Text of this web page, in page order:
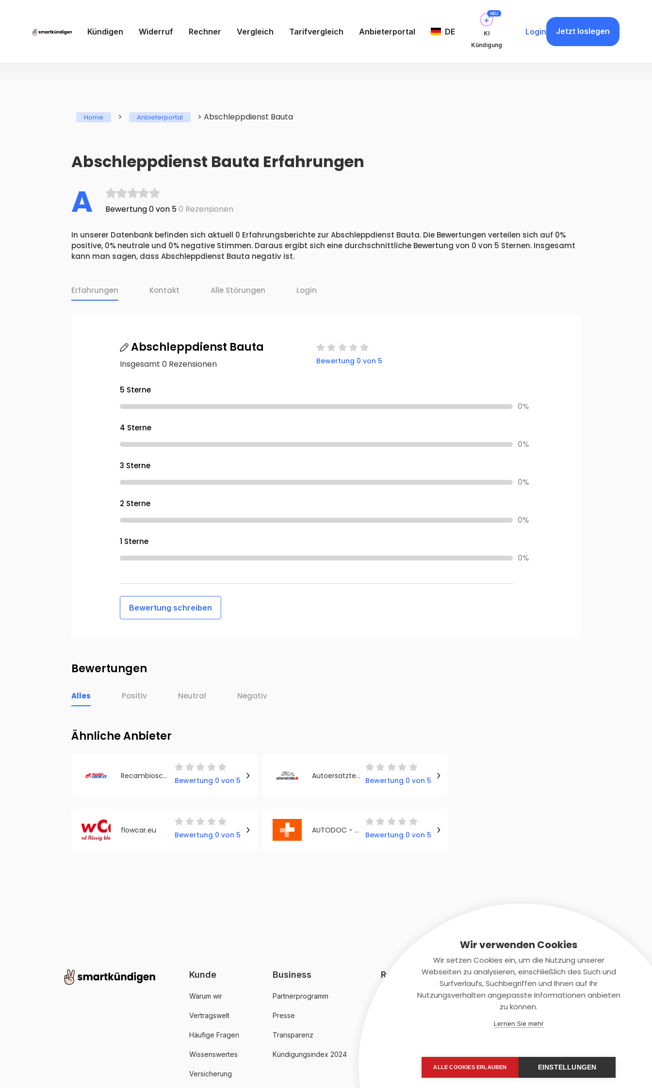
Kündigen Widerruf Rechner Vergleich Tarifvergleich Anbieterportal DE
KI
Kündigung
Login Jetzt loslegen
Home > Anbieterportal > Abschleppdienst Bauta
Abschleppdienst Bauta Erfahrungen
A Bewertung 0 von 50 Rezensionen
In unserer Datenbank befinden sich aktuell 0 Erfahrungsberichte zur Abschleppdienst Bauta. Die Bewertungen verteilen sich auf 0%
positive, 0% neutrale und 0% negative Stimmen. Daraus ergibt sich eine durchschnittliche Bewertung von 0 von 5 Sternen. Insgesamt
kann man sagen, dass Abschleppdienst Bauta negativ ist.
Erfahrungen Kontakt Alle Störungen Login
Abschleppdienst Bauta
Insgesamt 0 Rezensionen Bewertung 0 von 5
5 Sterne
0%
4 Sterne
0%
3 Sterne
0%
2 Sterne
0%
1 Sterne
0%
Bewertung schreiben
Bewertungen
Alles Positiv Neutral Negativ
Ähnliche Anbieter
Recambioscoche
Bewertung 0 von 5
Autoersatzteile Deutschland
Bewertung 0 von 5
flowcar.eu
Bewertung 0 von 5
AUTODOC - Romania
Bewertung 0 von 5
Kunde
Warum wir
Vertragswelt
Häufige Fragen
Wissenswertes
Versicherung
Business
Partnerprogramm
Presse
Transparenz
Kündigungsindex 2024
Rechtliches Kontaktiere uns
+(49)2131/708-4280
Wir verwenden Cookies
Wir setzen Cookies ein, um die Nutzung unserer
Webseiten zu analysieren, einschließlich des Such und
Surfverlaufs, Suchbegriffen und Ihnen auf Ihr
Nutzungsverhalten angepasste Informationen anbieten
zu können.
Lernen Sie mehr
ALLE COOKIES ERLAUBEN EINSTELLUNGEN